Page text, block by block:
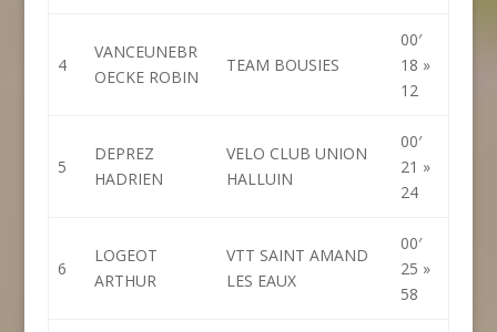
4
VANCEUNEBR
OECKE ROBIN
TEAM BOUSIES
00′
18 »
12
5
DEPREZ
HADRIEN
VELO CLUB UNION
HALLUIN
00′
21 »
24
6
LOGEOT
ARTHUR
VTT SAINT AMAND
LES EAUX
00′
25 »
58